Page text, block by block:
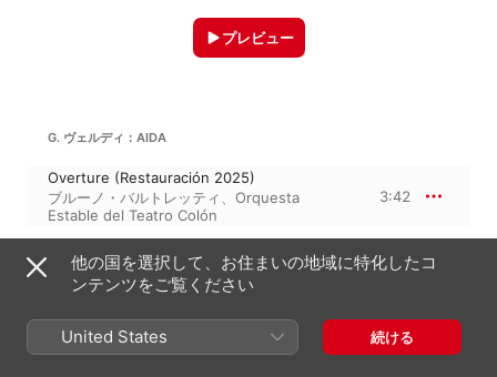
プレビュー
G. ヴェルディ：AIDA
Overture (Restauración 2025)
ブルーノ・バルトレッティ、 Orquesta
Estable del Teatro Colón
3:42
ジュゼッペ・ヴェルディ
アイーダ 44:38
Teatro Colón, Buenos Aires, 16/06/1968)
[Restauración 2025]
1:35
他の国を選択して、お住まいの地域に特化したコ
ンテンツをご覧ください
United States 続ける